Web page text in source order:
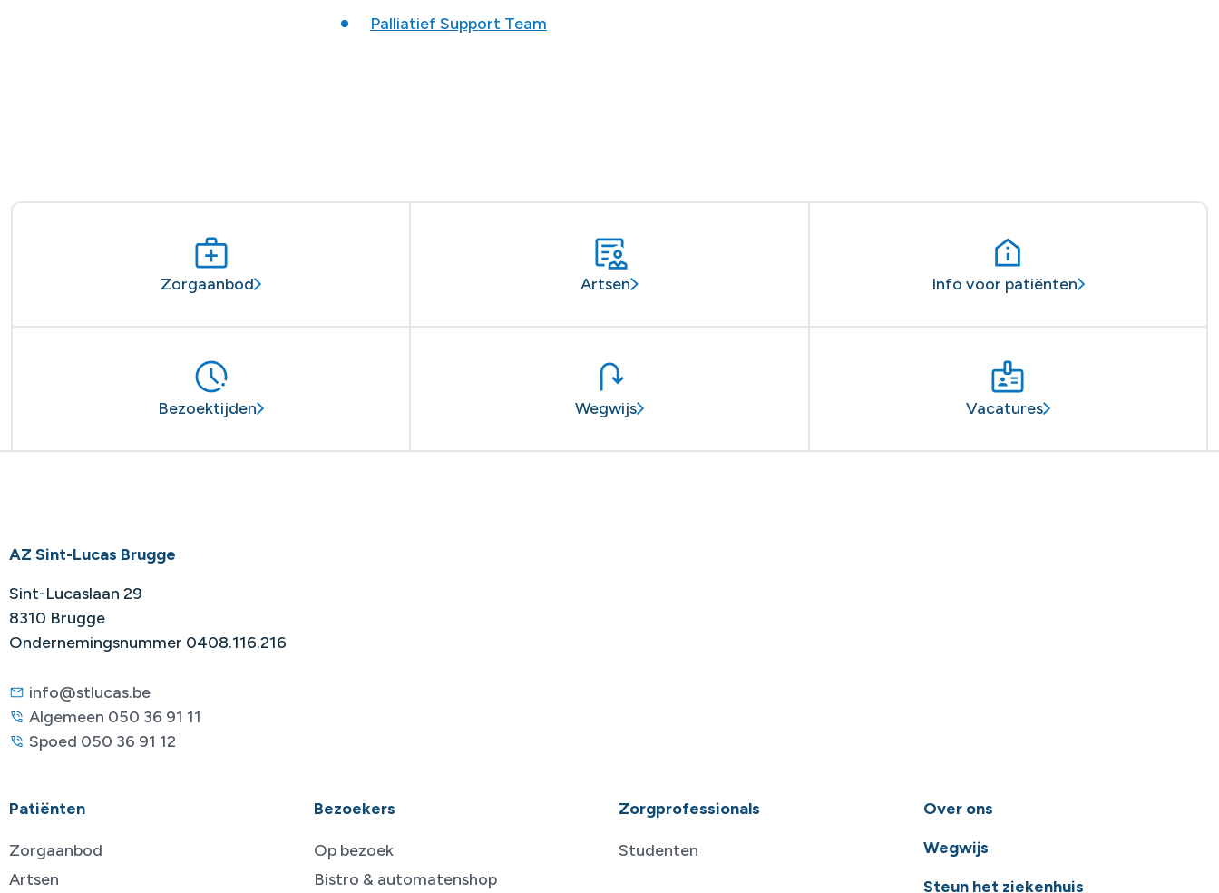
Palliatief Support Team
Zorgaanbod Artsen Info voor patiënten
Bezoektijden Wegwijs Vacatures
AZ Sint-Lucas Brugge
Sint-Lucaslaan 29
8310 Brugge
Ondernemingsnummer 0408.116.216
info@stlucas.be
Algemeen 050 36 91 11
Spoed 050 36 91 12
Patiënten
Zorgaanbod
Artsen
Bezoekers
Op bezoek
Bistro & automatenshop
Zorgprofessionals
Studenten
Over ons
Wegwijs
Steun het ziekenhuis